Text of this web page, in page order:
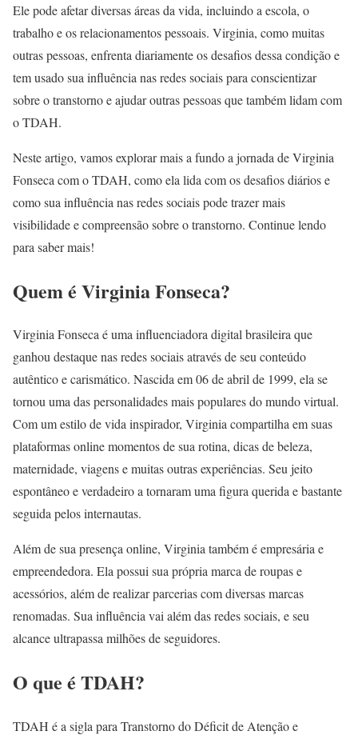
Ele pode afetar diversas áreas da vida, incluindo a escola, o
trabalho e os relacionamentos pessoais. Virginia, como muitas
outras pessoas, enfrenta diariamente os desafios dessa condição e
tem usado sua influência nas redes sociais para conscientizar
sobre o transtorno e ajudar outras pessoas que também lidam com
o TDAH.
Neste artigo, vamos explorar mais a fundo a jornada de Virginia
Fonseca com o TDAH, como ela lida com os desafios diários e
como sua influência nas redes sociais pode trazer mais
visibilidade e compreensão sobre o transtorno. Continue lendo
para saber mais!
Quem é Virginia Fonseca?
Virginia Fonseca é uma influenciadora digital brasileira que
ganhou destaque nas redes sociais através de seu conteúdo
autêntico e carismático. Nascida em 06 de abril de 1999, ela se
tornou uma das personalidades mais populares do mundo virtual.
Com um estilo de vida inspirador, Virginia compartilha em suas
plataformas online momentos de sua rotina, dicas de beleza,
maternidade, viagens e muitas outras experiências. Seu jeito
espontâneo e verdadeiro a tornaram uma figura querida e bastante
seguida pelos internautas.
Além de sua presença online, Virginia também é empresária e
empreendedora. Ela possui sua própria marca de roupas e
acessórios, além de realizar parcerias com diversas marcas
renomadas. Sua influência vai além das redes sociais, e seu
alcance ultrapassa milhões de seguidores.
O que é TDAH?
TDAH é a sigla para Transtorno do Déficit de Atenção e